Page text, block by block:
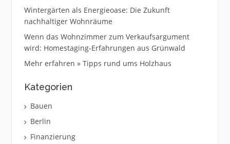
Wintergärten als Energieoase: Die Zukunft
nachhaltiger Wohnräume
Wenn das Wohnzimmer zum Verkaufsargument
wird: Homestaging-Erfahrungen aus Grünwald
Mehr erfahren » Tipps rund ums Holzhaus
Kategorien
Bauen
Berlin
Finanzierung